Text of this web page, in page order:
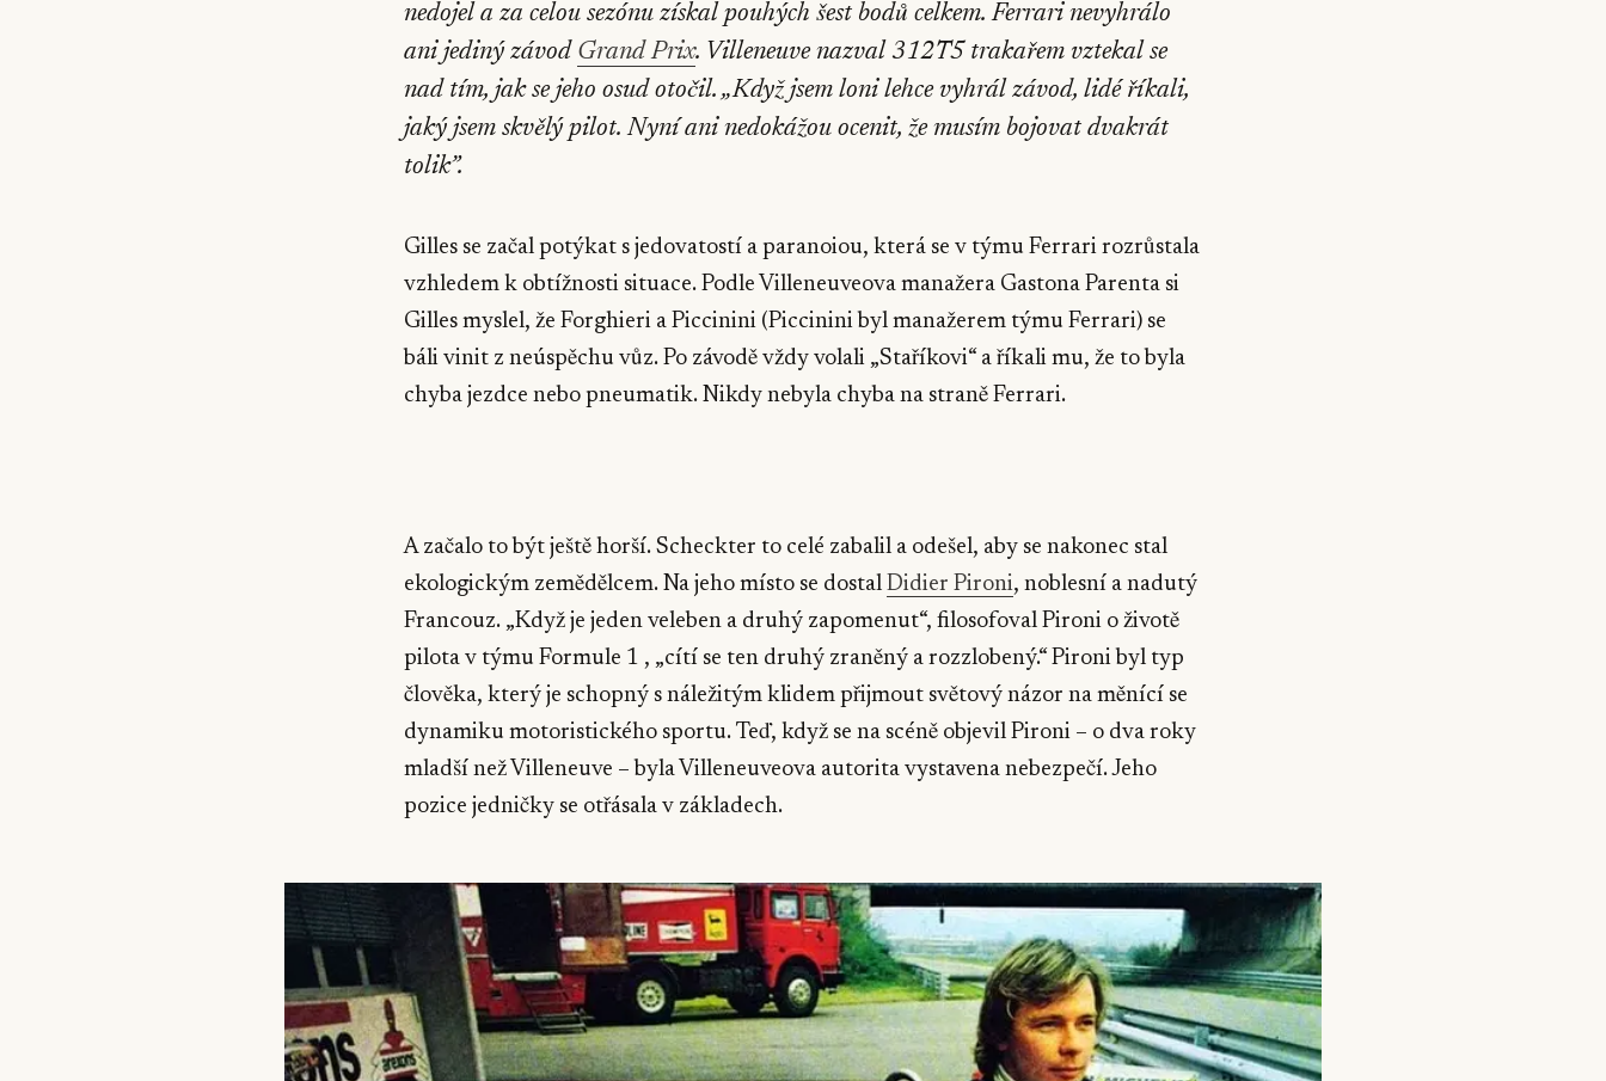
nedojel a za celou sezónu získal pouhých šest bodů celkem. Ferrari nevyhrálo
ani jediný závod Grand Prix. Villeneuve nazval 312T5 trakařem vztekal se
nad tím, jak se jeho osud otočil. „Když jsem loni lehce vyhrál závod, lidé říkali,
jaký jsem skvělý pilot. Nyní ani nedokážou ocenit, že musím bojovat dvakrát
tolik”.
Gilles se začal potýkat s jedovatostí a paranoiou, která se v týmu Ferrari rozrůstala
vzhledem k obtížnosti situace. Podle Villeneuveova manažera Gastona Parenta si
Gilles myslel, že Forghieri a Piccinini (Piccinini byl manažerem týmu Ferrari) se
báli vinit z neúspěchu vůz. Po závodě vždy volali „Staříkovi“ a říkali mu, že to byla
chyba jezdce nebo pneumatik. Nikdy nebyla chyba na straně Ferrari.
A začalo to být ještě horší. Scheckter to celé zabalil a odešel, aby se nakonec stal
ekologickým zemědělcem. Na jeho místo se dostal Didier Pironi, noblesní a nadutý
Francouz. „Když je jeden veleben a druhý zapomenut“, filosofoval Pironi o životě
pilota v týmu Formule 1 , „cítí se ten druhý zraněný a rozzlobený.“ Pironi byl typ
člověka, který je schopný s náležitým klidem přijmout světový názor na měnící se
dynamiku motoristického sportu. Teď, když se na scéně objevil Pironi – o dva roky
mladší než Villeneuve – byla Villeneuveova autorita vystavena nebezpečí. Jeho
pozice jedničky se otřásala v základech.